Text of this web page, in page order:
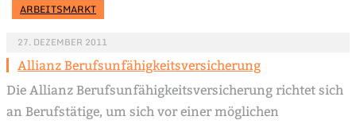
ARBEITSMARKT
27. DEZEMBER 2011
Allianz Berufsunfähigkeitsversicherung
Die Allianz Berufsunfähigkeitsversicherung richtet sich
an Berufstätige, um sich vor einer möglichen